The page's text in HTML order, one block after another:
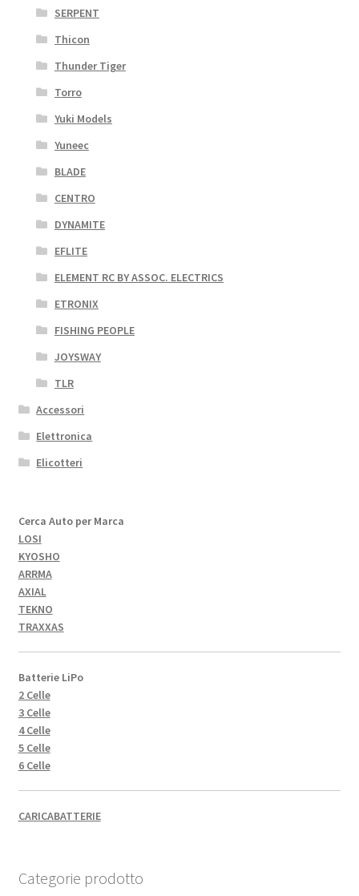
SERPENT
Thicon
Thunder Tiger
Torro
Yuki Models
Yuneec
BLADE
CENTRO
DYNAMITE
EFLITE
ELEMENT RC BY ASSOC. ELECTRICS
ETRONIX
FISHING PEOPLE
JOYSWAY
TLR
Accessori
Elettronica
Elicotteri
Cerca Auto per Marca
LOSI
KYOSHO
ARRMA
AXIAL
TEKNO
TRAXXAS
Batterie LiPo
2 Celle
3 Celle
4 Celle
5 Celle
6 Celle
CARICABATTERIE
Categorie prodotto